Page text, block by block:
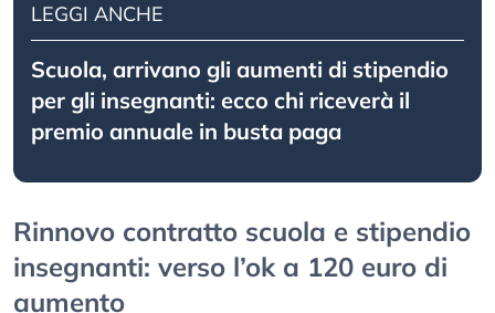
LEGGI ANCHE
Scuola, arrivano gli aumenti di stipendio
per gli insegnanti: ecco chi riceverà il
premio annuale in busta paga
Rinnovo contratto scuola e stipendio
insegnanti: verso l’ok a 120 euro di
aumento